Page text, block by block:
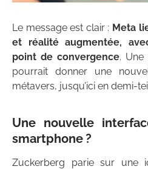
Le message est clair : Meta
et réalité augmentée,
point de convergence. Une
pourrait donner une
métavers, jusqu’ici en demi-
Une nouvelle
smartphone ?
Zuckerberg parie sur une